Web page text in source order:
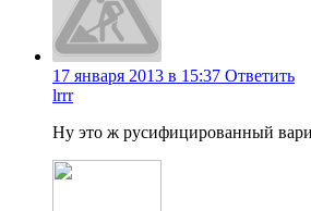
17 января 2013 в 15:37 Ответить
lrrr
Ну это ж русифицированный